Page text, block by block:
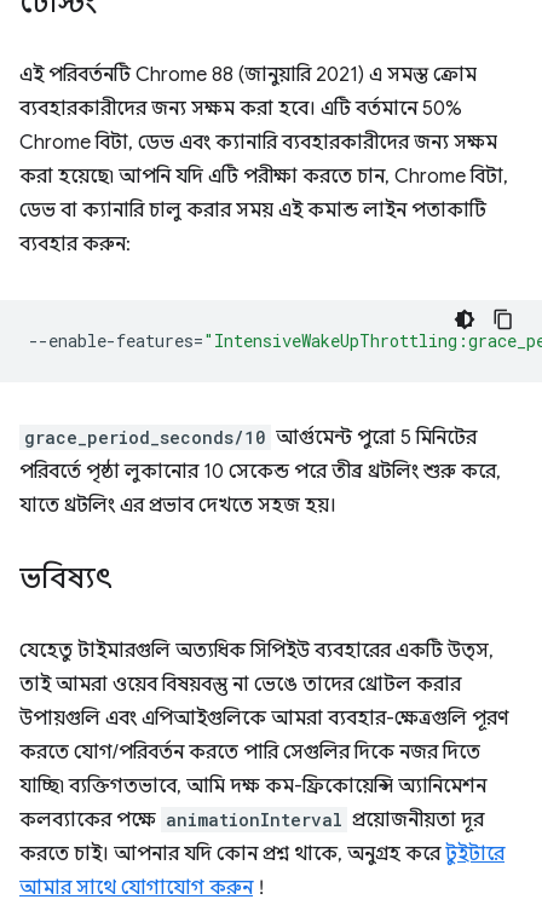
এই পরিবর্তনটি Chrome 88 (জানুয়ারি 2021) এ সমস্ত ক্রোম
ব্যবহারকারীদের জন্য সক্ষম করা হবে। এটি বর্তমানে 50%
Chrome বিটা, ডেভ এবং ক্যানারি ব্যবহারকারীদের জন্য সক্ষম
করা হয়েছে৷ আপনি যদি এটি পরীক্ষা করতে চান, Chrome বিটা,
ডেভ বা ক্যানারি চালু করার সময় এই কমান্ড লাইন পতাকাটি
ব্যবহার করুন:
--enable-features=
grace_period_seconds/10 আর্গুমেন্ট পুরো 5 মিনিটের
পরিবর্তে পৃষ্ঠা লুকানোর 10 সেকেন্ড পরে তীব্র থ্রটলিং শুরু করে,
যাতে থ্রটলিং এর প্রভাব দেখতে সহজ হয়।
ভবিষ্যৎ
যেহেতু টাইমারগুলি অত্যধিক সিপিইউ ব্যবহারের একটি উত্স,
তাই আমরা ওয়েব বিষয়বস্তু না ভেঙে তাদের থ্রোটল করার
উপায়গুলি এবং এপিআইগুলিকে আমরা ব্যবহার-ক্ষেত্রগুলি পূরণ
করতে যোগ/পরিবর্তন করতে পারি সেগুলির দিকে নজর দিতে
যাচ্ছি৷ ব্যক্তিগতভাবে, আমি দক্ষ কম-ফ্রিকোয়েন্সি অ্যানিমেশন
কলব্যাকের পক্ষে animationInterval প্রয়োজনীয়তা দূর
করতে চাই। আপনার যদি কোন প্রশ্ন থাকে, অনুগ্রহ করেটুইটারে
আমার সাথে যোগাযোগ করুন!